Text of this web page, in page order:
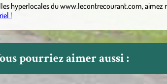
hyperlocalesduwww.lecontrecourant.com, aimez
!
pourriez aimer aussi :